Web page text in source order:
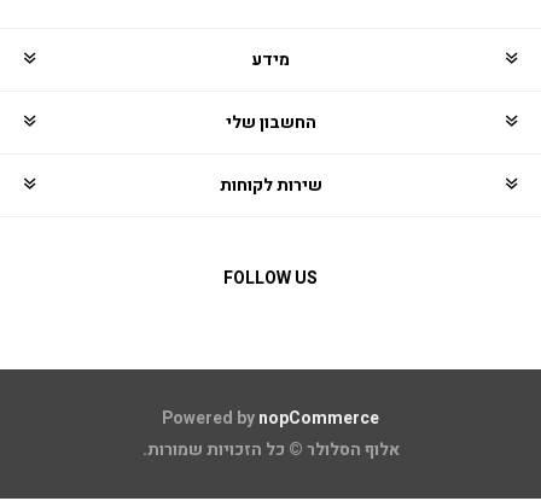
מידע
החשבון שלי
שירות לקוחות
FOLLOW US
Powered bynopCommerce
אלוף הסלולר © כל הזכויות שמורות.